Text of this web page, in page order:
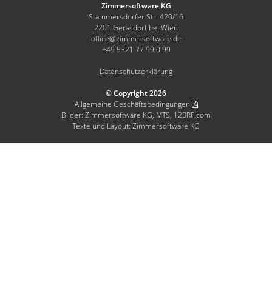
Zimmersoftware KG
Stammersdorfer Str. 420/16
2201 Gerasdorf bei Wien
office@zimmersoftware.de
+49 5321 77 99 0 99
Datenschutzerklärung
© Copyright 2026
Allgemeine Geschäftsbedingungen
Bilder: Zimmersoftware KG, MTS, 123RF.com
Texte und Layout: Zimmersoftware KG